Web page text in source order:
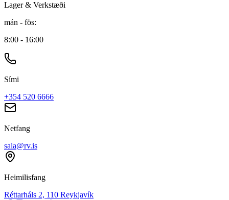
Lager & Verkstæði
mán - fös:
8:00 - 16:00
Sími
+354 520 6666
Netfang
sala@rv.is
Heimilisfang
Réttarháls 2, 110 Reykjavík